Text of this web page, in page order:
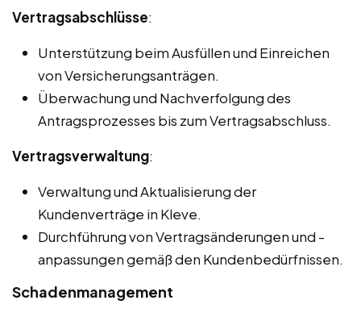
Vertragsabschlüsse:
Unterstützung beim Ausfüllen und Einreichen
von Versicherungsanträgen.
Überwachung und Nachverfolgung des
Antragsprozesses bis zum Vertragsabschluss.
Vertragsverwaltung:
Verwaltung und Aktualisierung der
Kundenverträge in Kleve.
Durchführung von Vertragsänderungen und -
anpassungen gemäß den Kundenbedürfnissen.
Schadenmanagement